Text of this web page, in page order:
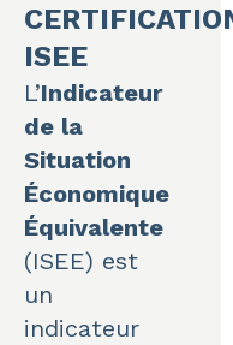
ISEE
L’Indicateur
de la
Situation
Économique
Équivalente
(ISEE) est
un
indicateur